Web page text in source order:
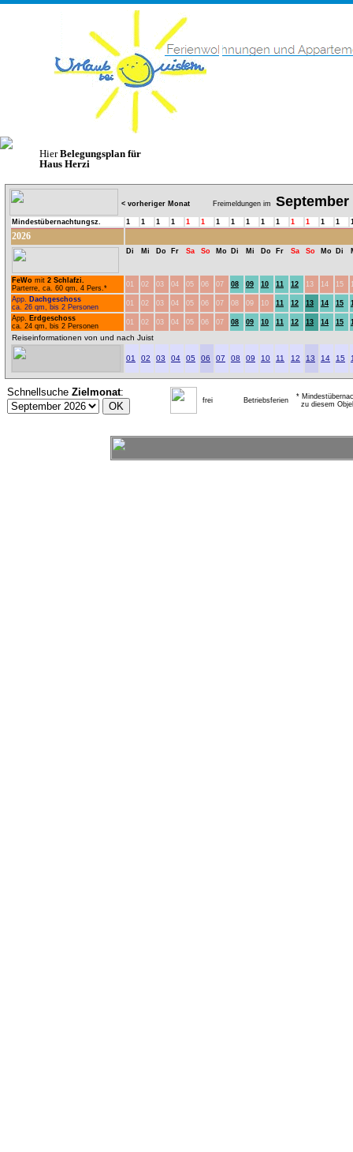
HierBelegungsplan für
Haus Herzi
< vorheriger Monat Freimeldungen im September
Mindestübernachtungsz. 1 1 1 1 1 1 1 1 1 1 1 1 1 1 1
2026
Di Mi Do Fr Sa So Mo Di Mi Do Fr Sa So Mo Di
FeWo mit 2 Schlafzi.
Parterre, ca. 60 qm, 4 Pers.*
01 02 03 04 05 06 07 08 09 10 11 12 13 14 15
App. Dachgeschoss
ca. 26 qm, bis 2 Personen
01 02 03 04 05 06 07 08 09 10 11 12 13 14 15
App. Erdgeschoss
ca. 24 qm, bis 2 Personen
01 02 03 04 05 06 07 08 09 10 11 12 13 14 15
Reiseinformationen von und nach Juist
01 02 03 04 05 06 07 08 09 10 11 12 13 14 15
Schnellsuche Zielmonat:
frei Betriebsferien
*
zu diesem